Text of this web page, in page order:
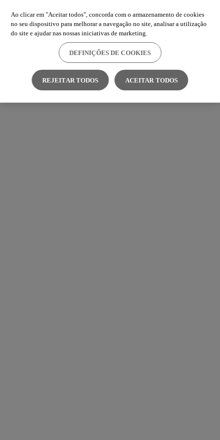
Ao clicar em "Aceitar todos", concorda com o armazenamento de cookies
no seu dispositivo para melhorar a navegação no site, analisar a utilização
do site e ajudar nas nossas iniciativas de marketing.
DEFINIÇÕES DE COOKIES
REJEITAR TODOS ACEITAR TODOS